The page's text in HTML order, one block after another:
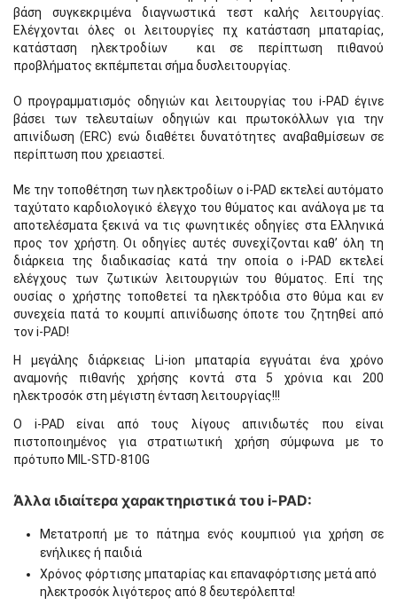
βάση συγκεκριμένα διαγνωστικά τεστ καλής λειτουργίας.
Ελέγχονται όλες οι λειτουργίες πχ κατάσταση μπαταρίας,
κατάσταση ηλεκτροδίων και σε περίπτωση πιθανού
προβλήματος εκπέμπεται σήμα δυσλειτουργίας.
Ο προγραμματισμός οδηγιών και λειτουργίας του i-PAD έγινε
βάσει των τελευταίων οδηγιών και πρωτοκόλλων για την
απινίδωση (ERC) ενώ διαθέτει δυνατότητες αναβαθμίσεων σε
περίπτωση που χρειαστεί.
Με την τοποθέτηση των ηλεκτροδίων ο i-PAD εκτελεί αυτόματο
ταχύτατο καρδιολογικό έλεγχο του θύματος και ανάλογα με τα
αποτελέσματα ξεκινά να τις φωνητικές οδηγίες στα Ελληνικά
προς τον χρήστη. Οι οδηγίες αυτές συνεχίζονται καθ’ όλη τη
διάρκεια της διαδικασίας κατά την οποία ο i-PAD εκτελεί
ελέγχους των ζωτικών λειτουργιών του θύματος. Επί της
ουσίας ο χρήστης τοποθετεί τα ηλεκτρόδια στο θύμα και εν
συνεχεία πατά το κουμπί απινίδωσης όποτε του ζητηθεί από
τον i-PAD!
Η μεγάλης διάρκειας Li-ion μπαταρία εγγυάται ένα χρόνο
αναμονής πιθανής χρήσης κοντά στα 5 χρόνια και 200
ηλεκτροσόκ στη μέγιστη ένταση λειτουργίας!!!
Ο i-PAD είναι από τους λίγους απινιδωτές που είναι
πιστοποιημένος για στρατιωτική χρήση σύμφωνα με το
πρότυπο MIL-STD-810G
Άλλα ιδιαίτερα χαρακτηριστικά του i-PAD:
Μετατροπή με το πάτημα ενός κουμπιού για χρήση σε
ενήλικες ή παιδιά
Χρόνος φόρτισης μπαταρίας και επαναφόρτισης μετά από
ηλεκτροσόκ λιγότερος από 8 δευτερόλεπτα!